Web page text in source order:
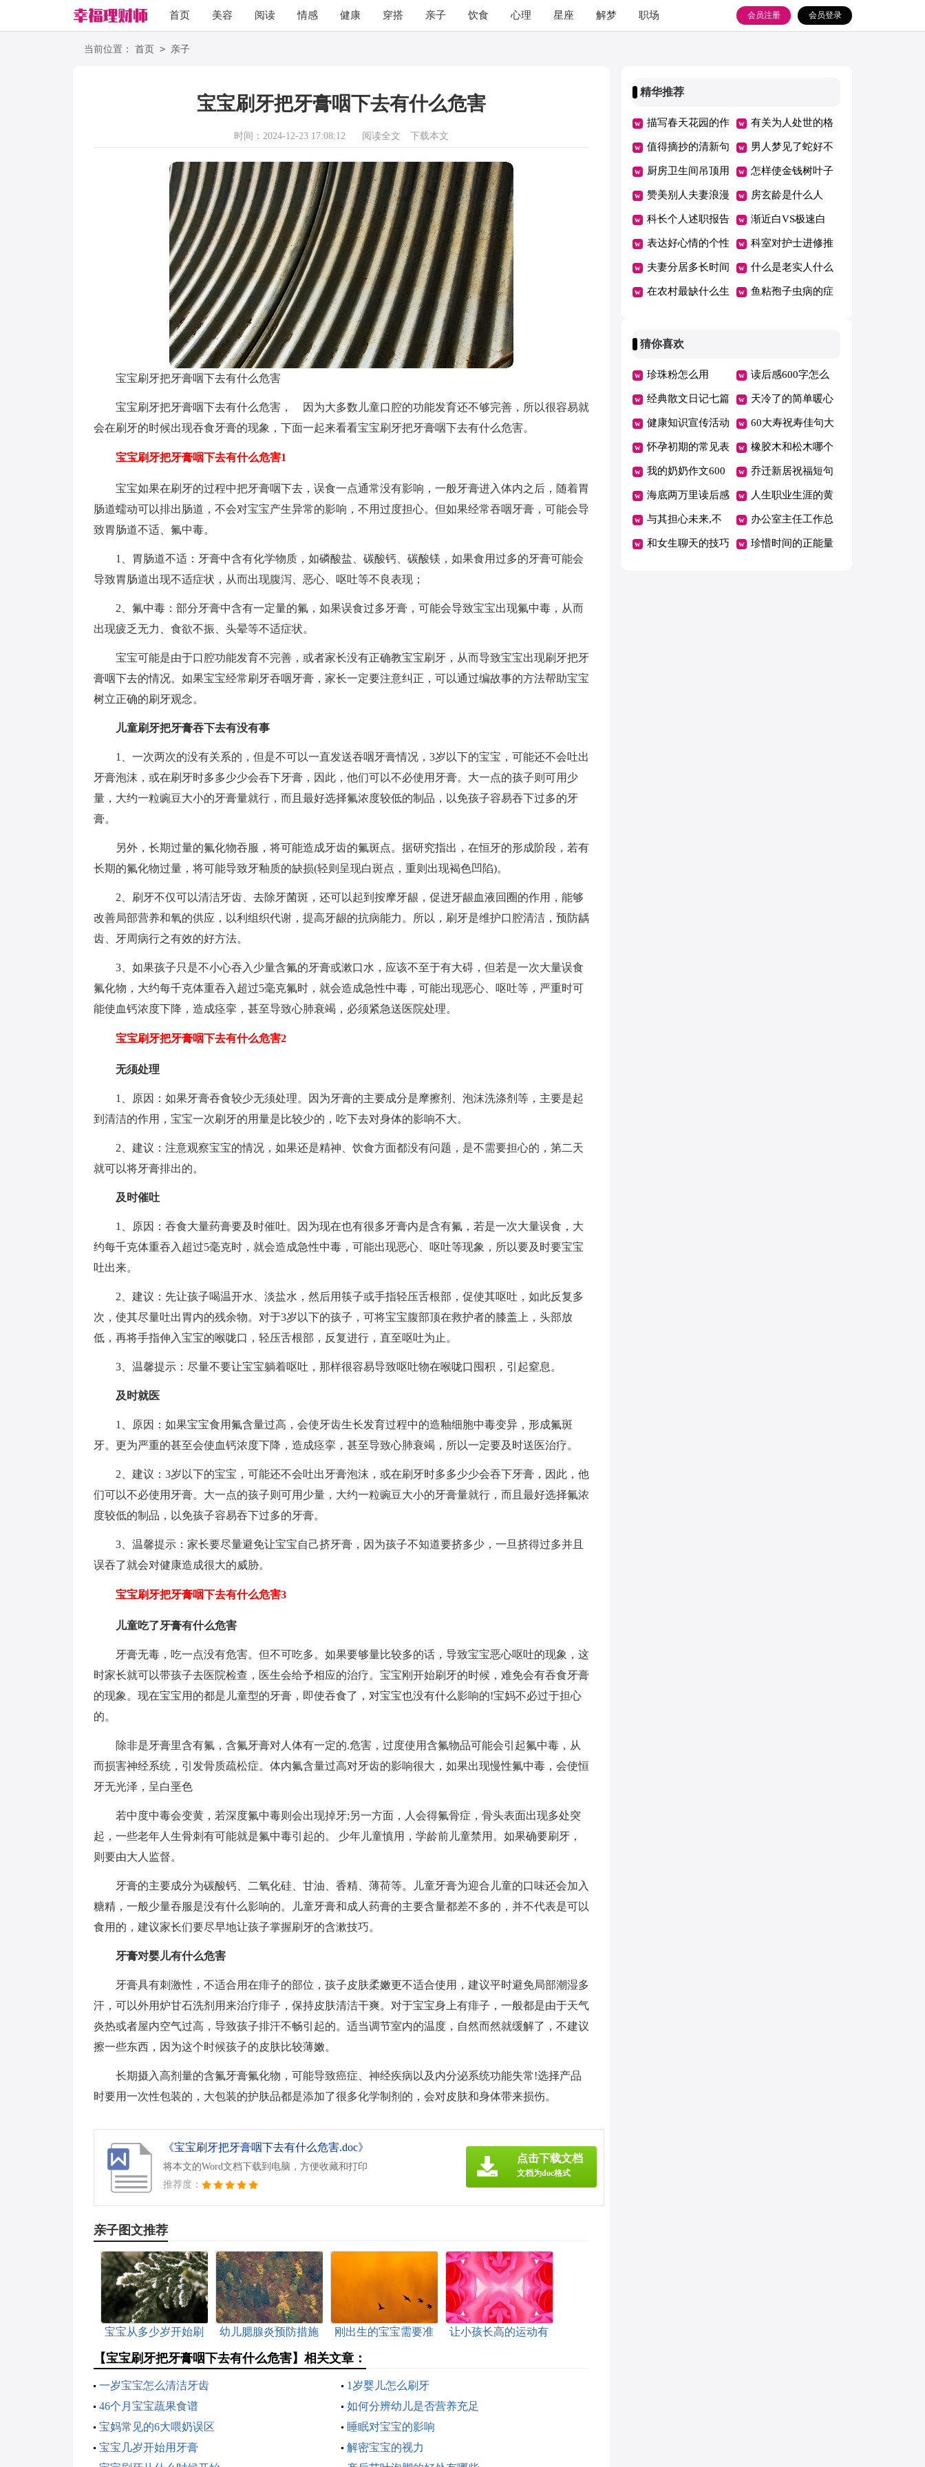
首页 美容 阅读 情感 健康 穿搭 亲子 饮食 心理 星座 解梦 职场
励志
会员登录
会员注册
当前位置： 首页 > 亲子
宝宝刷牙把牙膏咽下去有什么危害
时间：2024-12-23 17:08:12 阅读全文 下载本文
宝宝刷牙把牙膏咽下去有什么危害
宝宝刷牙把牙膏咽下去有什么危害， 因为大多数儿童口腔的功能发育还不够完善，所以很容易就
会在刷牙的时候出现吞食牙膏的现象，下面一起来看看宝宝刷牙把牙膏咽下去有什么危害。
宝宝刷牙把牙膏咽下去有什么危害1
宝宝如果在刷牙的过程中把牙膏咽下去，误食一点通常没有影响，一般牙膏进入体内之后，随着胃
肠道蠕动可以排出肠道，不会对宝宝产生异常的影响，不用过度担心。但如果经常吞咽牙膏，可能会导
致胃肠道不适、氟中毒。
1、胃肠道不适：牙膏中含有化学物质，如磷酸盐、碳酸钙、碳酸镁，如果食用过多的牙膏可能会
导致胃肠道出现不适症状，从而出现腹泻、恶心、呕吐等不良表现；
2、氟中毒：部分牙膏中含有一定量的氟，如果误食过多牙膏，可能会导致宝宝出现氟中毒，从而
出现疲乏无力、食欲不振、头晕等不适症状。
宝宝可能是由于口腔功能发育不完善，或者家长没有正确教宝宝刷牙，从而导致宝宝出现刷牙把牙
膏咽下去的情况。如果宝宝经常刷牙吞咽牙膏，家长一定要注意纠正，可以通过编故事的方法帮助宝宝
树立正确的刷牙观念。
儿童刷牙把牙膏吞下去有没有事
1、一次两次的没有关系的，但是不可以一直发送吞咽牙膏情况，3岁以下的宝宝，可能还不会吐出
牙膏泡沫，或在刷牙时多多少少会吞下牙膏，因此，他们可以不必使用牙膏。大一点的孩子则可用少
量，大约一粒豌豆大小的牙膏量就行，而且最好选择氟浓度较低的制品，以免孩子容易吞下过多的牙
膏。
另外，长期过量的氟化物吞服，将可能造成牙齿的氟斑点。据研究指出，在恒牙的形成阶段，若有
长期的氟化物过量，将可能导致牙釉质的缺损(轻则呈现白斑点，重则出现褐色凹陷)。
2、刷牙不仅可以清洁牙齿、去除牙菌斑，还可以起到按摩牙龈，促进牙龈血液回圈的作用，能够
改善局部营养和氧的供应，以利组织代谢，提高牙龈的抗病能力。所以，刷牙是维护口腔清洁，预防龋
齿、牙周病行之有效的好方法。
3、如果孩子只是不小心吞入少量含氟的牙膏或漱口水，应该不至于有大碍，但若是一次大量误食
氟化物，大约每千克体重吞入超过5毫克氟时，就会造成急性中毒，可能出现恶心、呕吐等，严重时可
能使血钙浓度下降，造成痉挛，甚至导致心肺衰竭，必须紧急送医院处理。
宝宝刷牙把牙膏咽下去有什么危害2
无须处理
1、原因：如果牙膏吞食较少无须处理。因为牙膏的主要成分是摩擦剂、泡沫洗涤剂等，主要是起
到清洁的作用，宝宝一次刷牙的用量是比较少的，吃下去对身体的影响不大。
2、建议：注意观察宝宝的情况，如果还是精神、饮食方面都没有问题，是不需要担心的，第二天
就可以将牙膏排出的。
及时催吐
1、原因：吞食大量药膏要及时催吐。因为现在也有很多牙膏内是含有氟，若是一次大量误食，大
约每千克体重吞入超过5毫克时，就会造成急性中毒，可能出现恶心、呕吐等现象，所以要及时要宝宝
吐出来。
2、建议：先让孩子喝温开水、淡盐水，然后用筷子或手指轻压舌根部，促使其呕吐，如此反复多
次，使其尽量吐出胃内的残余物。对于3岁以下的孩子，可将宝宝腹部顶在救护者的膝盖上，头部放
低，再将手指伸入宝宝的喉咙口，轻压舌根部，反复进行，直至呕吐为止。
3、温馨提示：尽量不要让宝宝躺着呕吐，那样很容易导致呕吐物在喉咙口囤积，引起窒息。
及时就医
1、原因：如果宝宝食用氟含量过高，会使牙齿生长发育过程中的造釉细胞中毒变异，形成氟斑
牙。更为严重的甚至会使血钙浓度下降，造成痉挛，甚至导致心肺衰竭，所以一定要及时送医治疗。
2、建议：3岁以下的宝宝，可能还不会吐出牙膏泡沫，或在刷牙时多多少少会吞下牙膏，因此，他
们可以不必使用牙膏。大一点的孩子则可用少量，大约一粒豌豆大小的牙膏量就行，而且最好选择氟浓
度较低的制品，以免孩子容易吞下过多的牙膏。
3、温馨提示：家长要尽量避免让宝宝自己挤牙膏，因为孩子不知道要挤多少，一旦挤得过多并且
误吞了就会对健康造成很大的威胁。
宝宝刷牙把牙膏咽下去有什么危害3
儿童吃了牙膏有什么危害
牙膏无毒，吃一点没有危害。但不可吃多。如果要够量比较多的话，导致宝宝恶心呕吐的现象，这
时家长就可以带孩子去医院检查，医生会给予相应的治疗。宝宝刚开始刷牙的时候，难免会有吞食牙膏
的现象。现在宝宝用的都是儿童型的牙膏，即使吞食了，对宝宝也没有什么影响的!宝妈不必过于担心
的。
除非是牙膏里含有氟，含氟牙膏对人体有一定的.危害，过度使用含氟物品可能会引起氟中毒，从
而损害神经系统，引发骨质疏松症。体内氟含量过高对牙齿的影响很大，如果出现慢性氟中毒，会使恒
牙无光泽，呈白垩色
若中度中毒会变黄，若深度氟中毒则会出现掉牙;另一方面，人会得氟骨症，骨头表面出现多处突
起，一些老年人生骨刺有可能就是氟中毒引起的。 少年儿童慎用，学龄前儿童禁用。如果确要刷牙，
则要由大人监督。
牙膏的主要成分为碳酸钙、二氧化硅、甘油、香精、薄荷等。儿童牙膏为迎合儿童的口味还会加入
糖精，一般少量吞服是没有什么影响的。儿童牙膏和成人药膏的主要含量都差不多的，并不代表是可以
食用的，建议家长们要尽早地让孩子掌握刷牙的含漱技巧。
牙膏对婴儿有什么危害
牙膏具有刺激性，不适合用在痱子的部位，孩子皮肤柔嫩更不适合使用，建议平时避免局部潮湿多
汗，可以外用炉甘石洗剂用来治疗痱子，保持皮肤清洁干爽。对于宝宝身上有痱子，一般都是由于天气
炎热或者屋内空气过高，导致孩子排汗不畅引起的。适当调节室内的温度，自然而然就缓解了，不建议
擦一些东西，因为这个时候孩子的皮肤比较薄嫩。
长期摄入高剂量的含氟牙膏氟化物，可能导致癌症、神经疾病以及内分泌系统功能失常!选择产品
时要用一次性包装的，大包装的护肤品都是添加了很多化学制剂的，会对皮肤和身体带来损伤。
《宝宝刷牙把牙膏咽下去有什么危害.doc》
将本文的Word文档下载到电脑，方便收藏和打印
推荐度：
点击下载文档
文档为doc格式
亲子图文推荐
宝宝从多少岁开始刷
幼儿腮腺炎预防措施
刚出生的宝宝需要准
让小孩长高的运动有
【宝宝刷牙把牙膏咽下去有什么危害】相关文章：
一岁宝宝怎么清洁牙齿
1岁婴儿怎么刷牙
46个月宝宝蔬果食谱
如何分辨幼儿是否营养充足
宝妈常见的6大喂奶误区
睡眠对宝宝的影响
宝宝几岁开始用牙膏
解密宝宝的视力
精华推荐
描写春天花园的作
文
有关为人处世的格
言
值得摘抄的清新句
子
男人梦见了蛇好不
好
厨房卫生间吊顶用
什么材料好
怎样使金钱树叶子
更绿
赞美别人夫妻浪漫 房玄龄是什么人
科长个人述职报告 渐近白VS极速白
哪种更适合你美容
表达好心情的个性
说说短语
科室对护士进修推
荐信
夫妻分居多长时间
算自动离婚
什么是老实人什么
是机灵人
在农村最缺什么生 鱼粘孢子虫病的症
猜你喜欢
珍珠粉怎么用 读后感600字怎么
写
经典散文日记七篇 天冷了的简单暖心
话短句
健康知识宣传活动
方案
60大寿祝寿佳句大
全
怀孕初期的常见表
现
橡胶木和松木哪个
好
我的奶奶作文600
字
乔迁新居祝福短句
海底两万里读后感
范文
人生职业生涯的黄
金阶段
与其担心未来,不
如现在好好努力美
办公室主任工作总
结
和女生聊天的技巧 珍惜时间的正能量